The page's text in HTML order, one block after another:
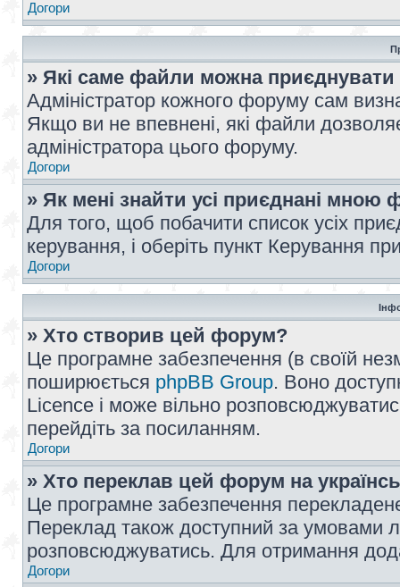
Догори
» Які саме файли можна
Адміністратор кожного форуму сам
Якщо ви не впевнені, які файли
адміністратора цього форуму.
Догори
» Як мені знайти усі приєднані мною
Для того, щоб побачити список усіх
керування, і оберіть пункт Керування
Догори
» Хто створив цей форум?
Це програмне забезпечення (в своїй
поширюється phpBB Group. Воно
Licence і може вільно
перейдіть за посиланням.
Догори
» Хто переклав цей форум на
Це програмне забезпечення
Переклад також доступний за умовами
розповсюджуватись. Для отримання
Догори